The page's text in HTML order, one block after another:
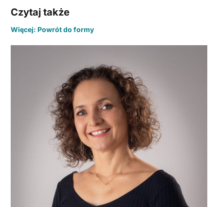
Czytaj także
Więcej: Powrót do formy